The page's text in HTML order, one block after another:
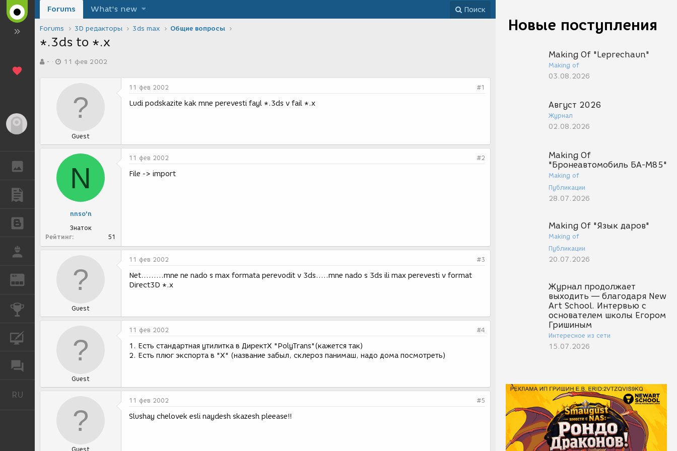
ГАЛЕРЕЯ
ПУБЛИКАЦИИ
REN
КОНКУРСЫ
RU
Новые поступления
Making Of "Leprechaun"
Making of
03.08.2026
Август 2026
Журнал
02.08.2026
Making Of
"Бронеавтомобиль БА-М85"
Making of
Публикации
28.07.2026
Making Of "Язык даров"
Making of
Публикации
20.07.2026
Журнал продолжает
выходить — благодаря New
Art School. Интервью с
основателем школы Егором
Гришиным
Интересное из сети
15.07.2026
Forums What's new Поиск
Forums 3D редакторы 3ds max Общие вопросы
*.3ds to *.x
в-
а
и
11 фев 2002
Guest
11 фев 2002 #1
Ludi podskazite kak mne perevesti fayl *.3ds v fail *.x
N
nnso'n
Знаток
Рейтинг
51
11 фев 2002 #2
File -> import
Guest
11 фев 2002 #3
Net.........mne ne nado s max formata perevodit v 3ds.....mne nado s 3ds ili max perevesti v format
Direct3D *.x
Guest
11 фев 2002 #4
1. Есть стандартная утилитка в ДиректХ "PolyTrans"(кажется так)
2. Есть плюг экспорта в "Х" (название забыл, склероз панимаш, надо дома посмотреть)
Guest
11 фев 2002 #5
Slushay chelovek esli naydesh skazesh pleease!!